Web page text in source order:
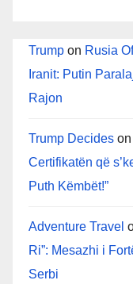
Trump on Rusia
Iranit: Putin
Rajon
Trump Decides on
Certifikatën që
Puth Këmbët!”
Adventure Travel
Ri”: Mesazhi i
Serbi